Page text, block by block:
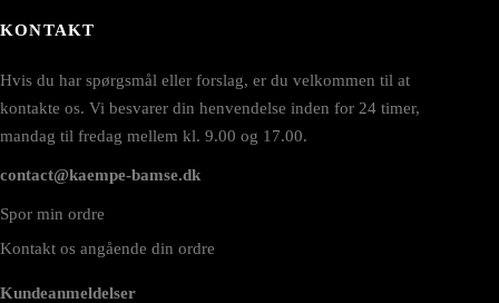
KONTAKT
Hvis du har spørgsmål eller forslag, er du velkommen til at
kontakte os. Vi besvarer din henvendelse inden for 24 timer,
mandag til fredag mellem kl. 9.00 og 17.00.
contact@kaempe-bamse.dk
Spor min ordre
Kontakt os angående din ordre
Kundeanmeldelser